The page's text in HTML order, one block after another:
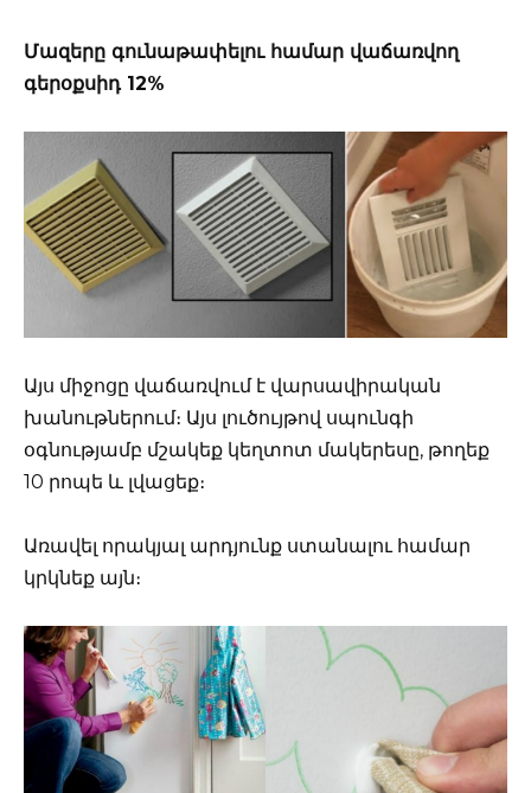
Մազերը գունաթափելու համար վաճառվող
գերօքսիդ 12%
Այս միջոցը վաճառվում է վարսավիրական
խանութներում։ Այս լուծույթով սպունգի
օգնությամբ մշակեք կեղտոտ մակերեսը, թողեք
10 րոպե և լվացեք։
Առավել որակյալ արդյունք ստանալու համար
կրկնեք այն։